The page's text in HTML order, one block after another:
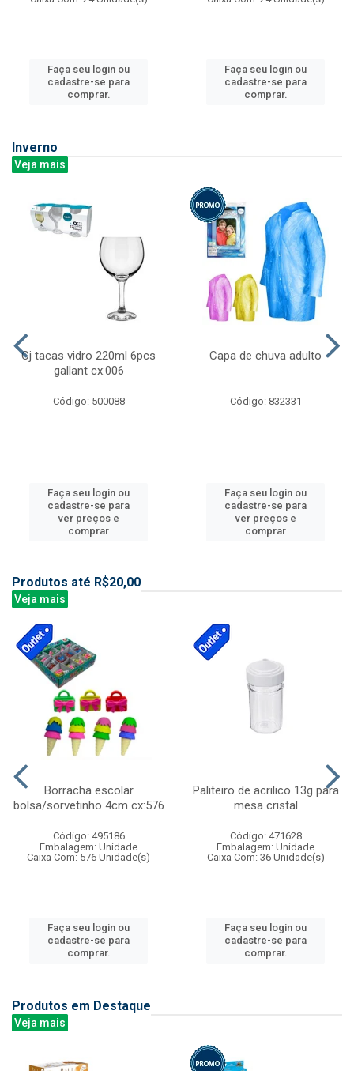
Faça seu login ou
cadastre-se para
comprar.
Faça seu login ou
cadastre-se para
comprar.
Inverno
Veja mais
Cj tacas vidro 220ml 6pcs
gallant cx:006
Código: 500088
Faça seu login ou
cadastre-se para
ver preços e
comprar
Capa de chuva adulto
Código: 832331
Faça seu login ou
cadastre-se para
ver preços e
comprar
Produtos até R$20,00
Veja mais
Borracha escolar
bolsa/sorvetinho 4cm cx:576
Código: 495186
Embalagem: Unidade
Caixa Com: 576 Unidade(s)
Faça seu login ou
cadastre-se para
comprar.
Paliteiro de acrilico 13g para
mesa cristal
Código: 471628
Embalagem: Unidade
Caixa Com: 36 Unidade(s)
Faça seu login ou
cadastre-se para
comprar.
Produtos em Destaque
Veja mais